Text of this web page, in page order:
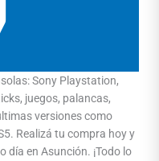
Sony Playstation,
juegos, palancas,
versiones como
Realizá tu compra hoy y
día en Asunción. ¡Todo lo